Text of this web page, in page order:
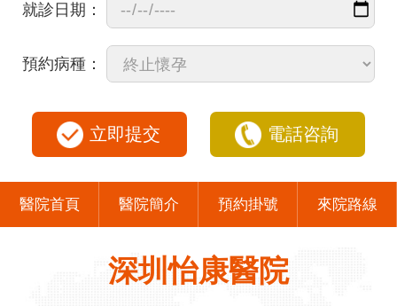
就診日期：
預約病種：
立即提交 電話咨詢
醫院首頁 醫院簡介 預約掛號 來院路線
深圳怡康醫院